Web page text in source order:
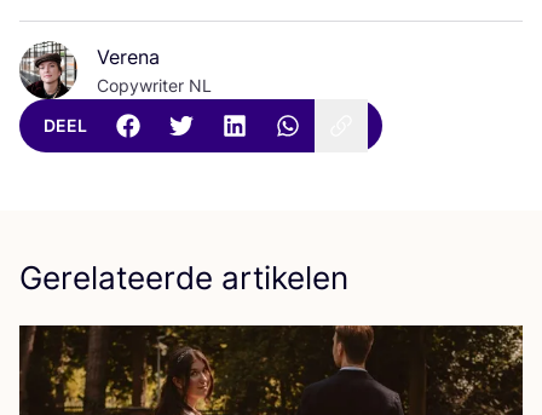
Verena
Copywriter NL
DEEL
Gerelateerde artikelen